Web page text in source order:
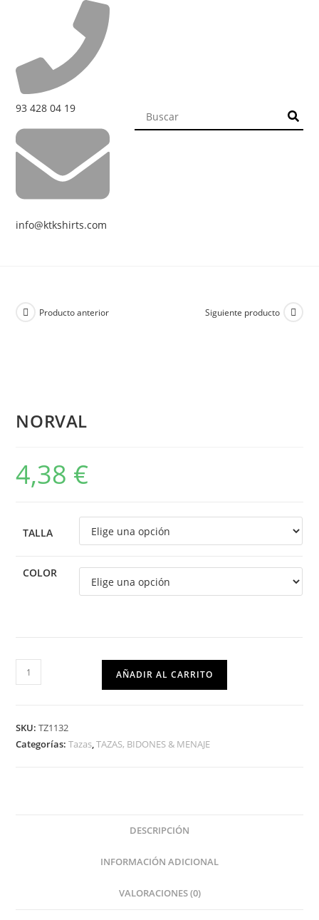
93 428 04 19
info@ktkshirts.com
Producto anterior Siguiente producto
NORVAL
4,38 €
TALLA
COLOR
AÑADIR AL CARRITO
SKU:TZ1132
Categorías:Tazas,TAZAS, BIDONES & MENAJE
DESCRIPCIÓN
INFORMACIÓN ADICIONAL
VALORACIONES (0)